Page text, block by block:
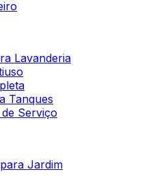
Lavanderia
Tanques
Serviço
Jardim